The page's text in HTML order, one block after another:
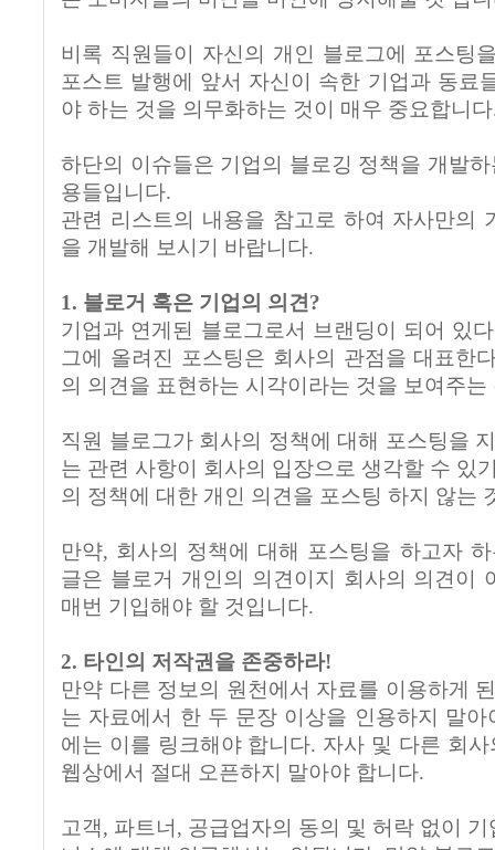
비록 직원들이 자신의 개인 블로그에 포스팅
포스트 발행에 앞서 자신이 속한 기업과 동료
야 하는 것을 의무화하는 것이 매우 중요합니
하단의 이슈들은 기업의 블로깅 정책을 개발
용들입니다.
관련 리스트의 내용을 참고로 하여 자사만의
을 개발해 보시기 바랍니다.
1. 블로거 혹은 기업의 의견?
기업과 연게된 블로그로서 브랜딩이 되어 있
그에 올려진 포스팅은 회사의 관점을 대표한
의 의견을 표현하는 시각이라는 것을 보여주는
직원 블로그가 회사의 정책에 대해 포스팅을
는 관련 사항이 회사의 입장으로 생각할 수 있
의 정책에 대한 개인 의견을 포스팅 하지 않는
만약, 회사의 정책에 대해 포스팅을 하고자
글은 블로거 개인의 의견이지 회사의 의견이
매번 기입해야 할 것입니다.
2. 타인의 저작권을 존중하라!
만약 다른 정보의 원천에서 자료를 이용하게
는 자료에서 한 두 문장 이상을 인용하지 말
에는 이를 링크해야 합니다. 자사 및 다른 회
웹상에서 절대 오픈하지 말아야 합니다.
고객, 파트너, 공급업자의 동의 및 허락 없이